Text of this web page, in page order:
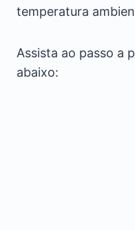
temperatura
Assista ao passo a
abaixo: